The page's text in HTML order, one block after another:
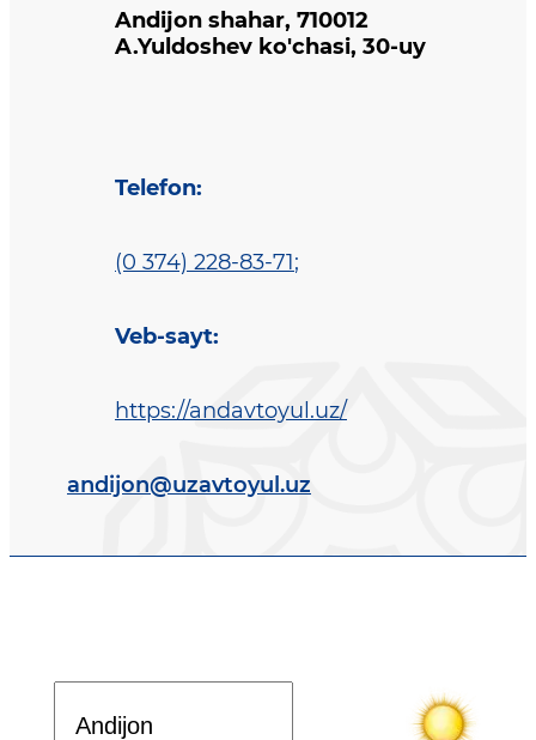
Andijon shahar, 710012
A.Yuldoshev ko'chasi, 30-uy
Telefon:
(0 374) 228-83-71;
Veb-sayt:
https://andavtoyul.uz/
andijon@uzavtoyul.uz